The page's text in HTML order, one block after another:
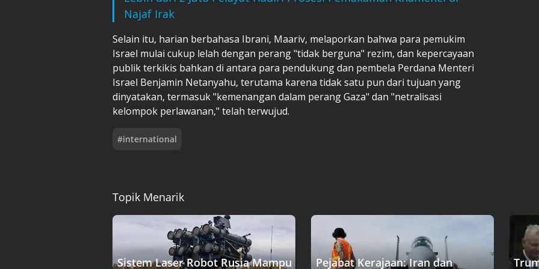
Najaf Irak
Selain itu, harian berbahasa Ibrani, Maariv, melaporkan bahwa para pemukim
Israel mulai cukup lelah dengan perang "tidak berguna" rezim, dan kepercayaan
publik terkikis bahkan di antara para pendukung dan pembela Perdana Menteri
Israel Benjamin Netanyahu, terutama karena tidak satu pun dari tujuan yang
dinyatakan, termasuk "kemenangan dalam perang Gaza" dan "netralisasi
kelompok perlawanan," telah terwujud.
#international
Topik Menarik
Sistem Laser Robot Rusia Mampu Pejabat Kerajaan: Iran dan